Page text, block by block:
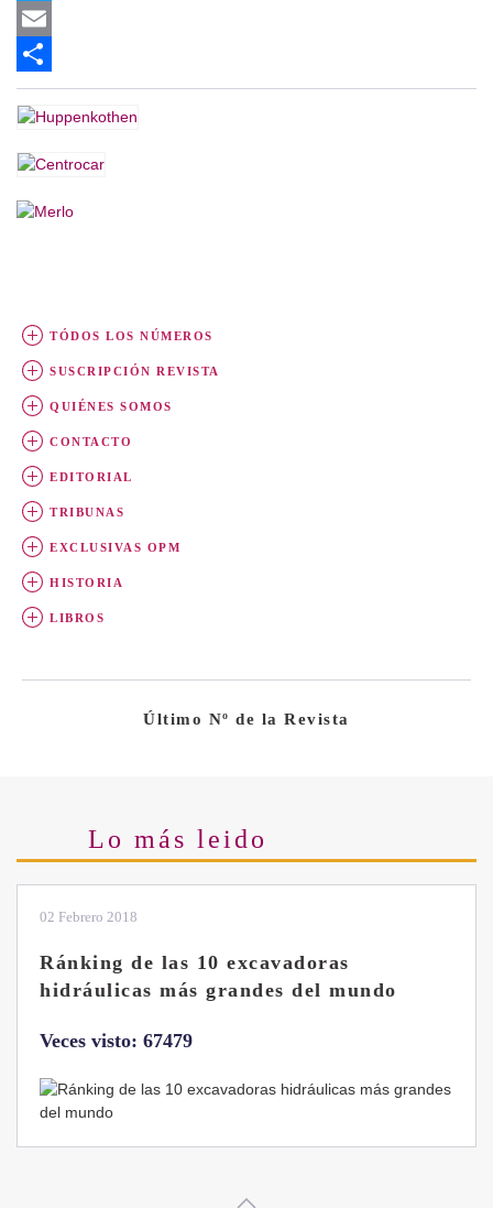
Twitter
Email
Share
TÓDOS LOS NÚMEROS
SUSCRIPCIÓN REVISTA
QUIÉNES SOMOS
CONTACTO
EDITORIAL
TRIBUNAS
EXCLUSIVAS OPM
HISTORIA
LIBROS
Último Nº de la Revista
Lo más leido
28 Enero 2019
Las ventajas de la excavadora Yanmar
B7 Sigma-6
Veces visto: 32219